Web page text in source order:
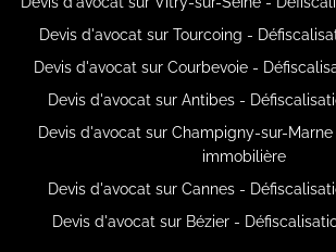
Devis d'avocat sur Tourcoing -
Devis d'avocat sur Courbevoie -
Devis d'avocat sur Antibes -
Devis d'avocat sur Champigny-sur-
immobilière
Devis d'avocat sur Cannes -
Devis d'avocat sur Bézier -